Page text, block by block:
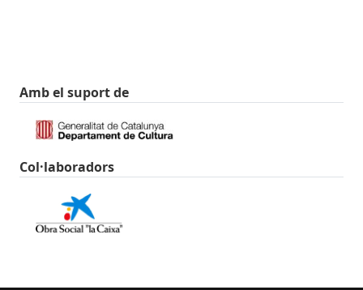
Amb el suport de
Col·laboradors